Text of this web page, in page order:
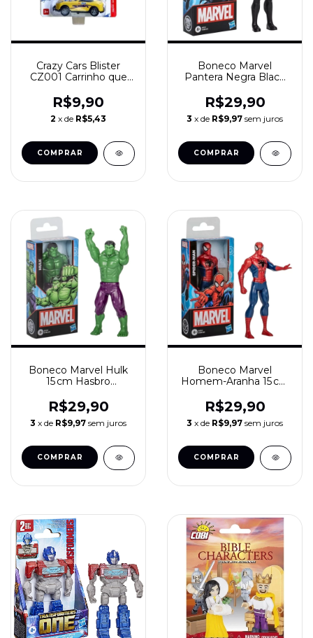
Crazy Cars Blister
CZ001 Carrinho que
R$9,90
2 x de R$5,43
Boneco Marvel
Pantera Negra Black
Avengers Vingadores
Super‑Heróis
R$29,90
3 x de R$9,97 sem juros
Boneco Marvel Hulk
15 cm Hasbro
Super‑Heróis
R$29,90
3 x de R$9,97 sem juros
Boneco Marvel
Homem-Aranha 15 cm
Vingadores
Super‑Heróis
R$29,90
3 x de R$9,97 sem juros